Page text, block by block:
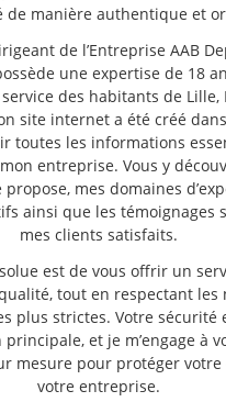
de manière authentique et
de l’Entreprise AAB
une expertise de 18
des habitants de Lille,
site internet a été créé
toutes les informations
entreprise. Vous y
mes domaines
ainsi que les témoignages
mes clients satisfaits.
est de vous offrir un
tout en respectant les
plus strictes. Votre sécurité
et je m’engage à
mesure pour protéger
votre entreprise.